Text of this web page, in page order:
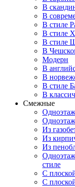
В
В
В стиле
В стиле
В стиле
В
Модерн
В
В
В стиле
В
Смежные
Из
Из
Из
стиле
С
С